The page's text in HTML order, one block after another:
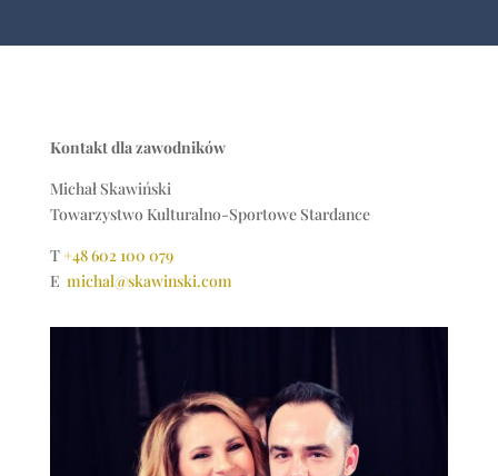
Kontakt dla zawodników
Michał Skawiński
Towarzystwo Kulturalno-Sportowe Stardance
T +48 602 100 079
E michal@skawinski.com